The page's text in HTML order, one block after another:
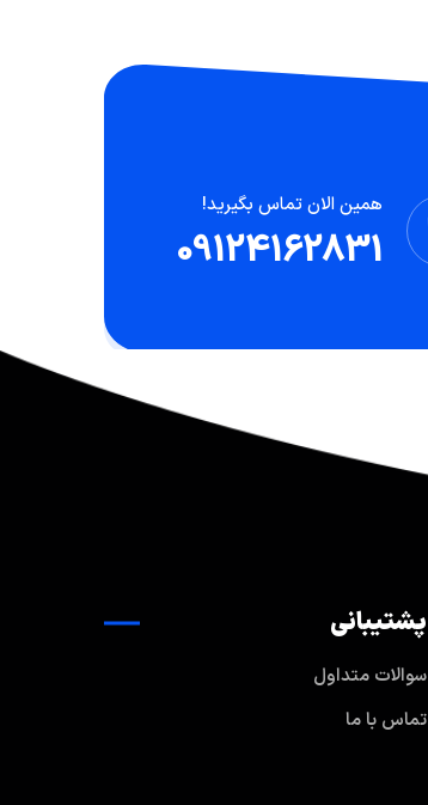
همین الان تماس بگیرید!
09124162831
پشتیبانی
سوالات متداول
تماس با ما